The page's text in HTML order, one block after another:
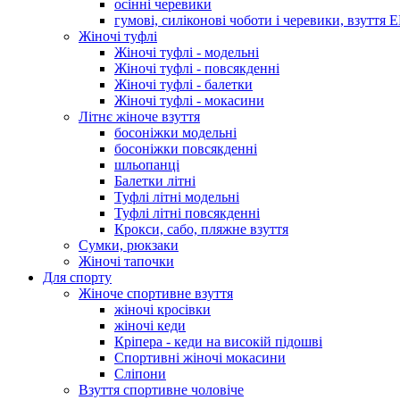
осінні черевики
гумові, силіконові чоботи і черевики, взуття
Жіночі туфлі
Жіночі туфлі - модельні
Жіночі туфлі - повсякденні
Жіночі туфлі - балетки
Жіночі туфлі - мокасини
Літнє жіноче взуття
босоніжки модельні
босоніжки повсякденні
шльопанці
Балетки літні
Туфлі літні модельні
Туфлі літні повсякденні
Крокси, сабо, пляжне взуття
Сумки, рюкзаки
Жіночі тапочки
Для спорту
Жіноче спортивне взуття
жіночі кросівки
жіночі кеди
Кріпера - кеди на високій підошві
Спортивні жіночі мокасини
Сліпони
Взуття спортивне чоловіче